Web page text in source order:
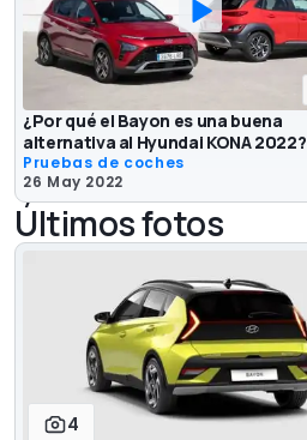
¿Por qué el Bayon es una buena
alternativa al Hyundai KONA 2022?
Pruebas de coches
26 May 2022
Últimos fotos
4